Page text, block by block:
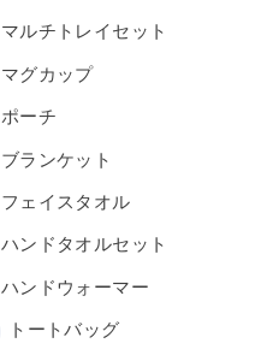
マルチトレイセット
マグカップ
ポーチ
ブランケット
フェイスタオル
ハンドタオルセット
ハンドウォーマー
トートバッグ